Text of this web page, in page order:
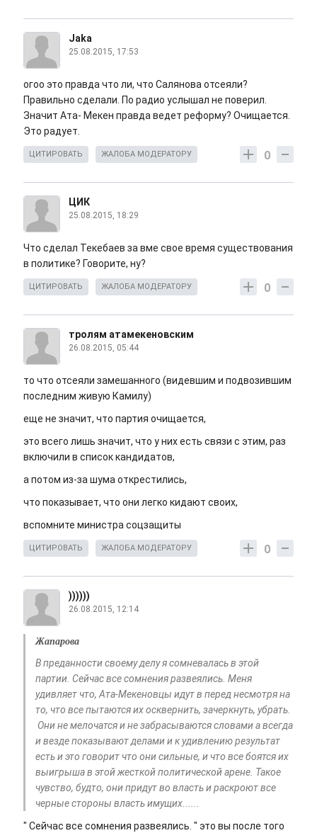
Jaka
25.08.2015, 17:53
огоо это правда что ли, что Салянова отсеяли?
Правильно сделали. По радио услышал не поверил.
Значит Ата- Мекен правда ведет реформу? Очищается.
Это радует.
0
ЦИТИРОВАТЬ ЖАЛОБА МОДЕРАТОРУ
ЦИК
25.08.2015, 18:29
Что сделал Текебаев за вме свое время существования
в политике? Говорите, ну?
0
ЦИТИРОВАТЬ ЖАЛОБА МОДЕРАТОРУ
тролям атамекеновским
26.08.2015, 05:44
то что отсеяли замешанного (видевшим и подвозившим
последним живую Камилу)
еще не значит, что партия очищается,
это всего лишь значит, что у них есть связи с этим, раз
включили в список кандидатов,
а потом из-за шума открестились,
что показывает, что они легко кидают своих,
вспомните министра соцзащиты
0
ЦИТИРОВАТЬ ЖАЛОБА МОДЕРАТОРУ
))))))
26.08.2015, 12:14
Жапарова
В преданности своему делу я сомневалась в этой
партии. Сейчас все сомнения развеялись. Меня
удивляет что, Ата-Мекеновцы идут в перед несмотря на
то, что все пытаются их осквернить, зачеркнуть, убрать.
Они не мелочатся и не забрасываются словами а всегда
и везде показывают делами и к удивлению результат
есть и это говорит что они сильные, и что все боятся их
выигрыша в этой жесткой политической арене. Такое
чувство, будто, они придут во власть и раскроют все
черные стороны власть имущих......
" Сейчас все сомнения развеялись. " это вы после того